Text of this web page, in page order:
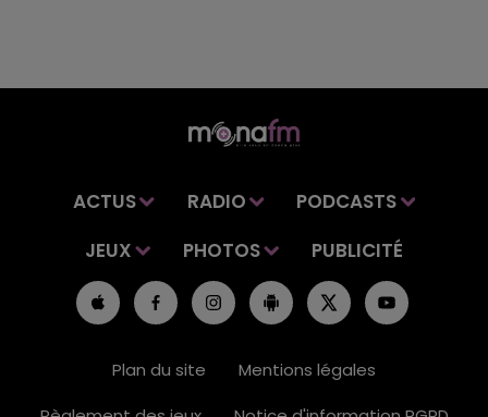
ACTUS RADIO
PODCASTS
JEUX
PHOTOS PUBLICITÉ
Plan du site
Mentions légales